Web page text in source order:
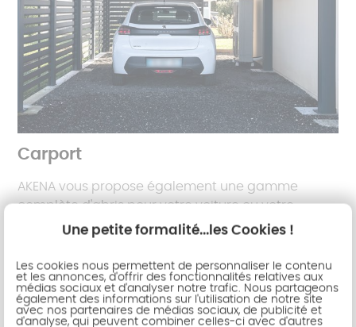
Carport
AKENA vous propose également une gamme
complète d'abris pour votre voiture ou votre
camping-car. Carport toit plat ou toit cintré,
latérales, prises électriques, éclairage à détecteur,
demandez les conseils d'un expert.
Une petite formalité...les Cookies !
Les cookies nous permettent de personnaliser le contenu
et les annonces, d'offrir des fonctionnalités relatives aux
médias sociaux et d'analyser notre trafic. Nous partageons
également des informations sur l'utilisation de notre site
avec nos partenaires de médias sociaux, de publicité et
d'analyse, qui peuvent combiner celles-ci avec d'autres